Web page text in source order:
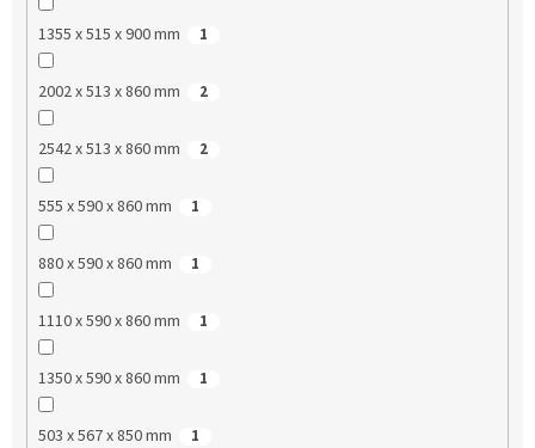
1355 x 515 x 900 mm 1
2002 x 513 x 860 mm 2
2542 x 513 x 860 mm 2
555 x 590 x 860 mm 1
880 x 590 x 860 mm 1
1110 x 590 x 860 mm 1
1350 x 590 x 860 mm 1
503 x 567 x 850 mm 1